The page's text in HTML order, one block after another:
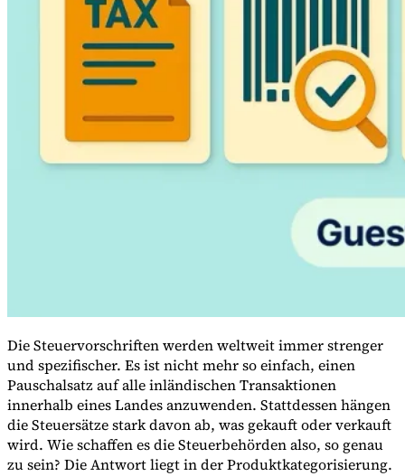
Länder-Steuerleitfäden
Alle LeitfädenEuropaAmerikaAsien-PazifikAfrika
Die Steuervorschriften werden weltweit immer strenger
und spezifischer. Es ist nicht mehr so einfach, einen
Pauschalsatz auf alle inländischen Transaktionen
innerhalb eines Landes anzuwenden. Stattdessen hängen
die Steuersätze stark davon ab, was gekauft oder verkauft
wird. Wie schaffen es die Steuerbehörden also, so genau
zu sein? Die Antwort liegt in der Produktkategorisierung.